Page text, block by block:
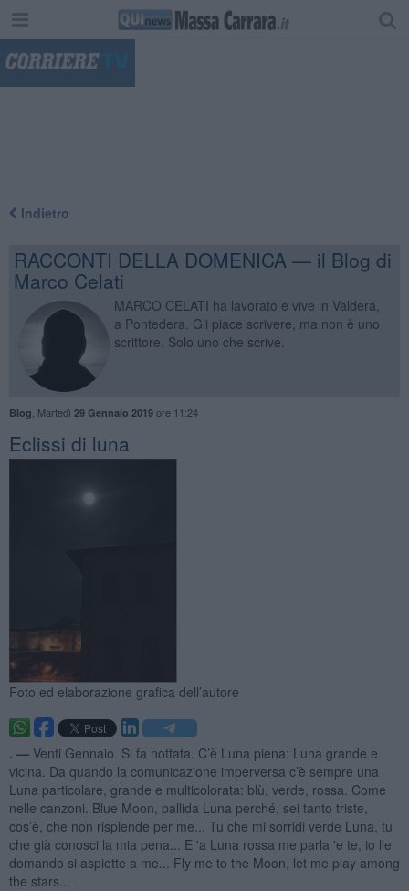
Indietro
RACCONTI DELLA DOMENICA — il Blog di
Marco Celati
MARCO CELATI ha lavorato e vive in Valdera,
a Pontedera. Gli piace scrivere, ma non è uno
scrittore. Solo uno che scrive.
Blog Martedì 29 Gennaio 2019ore 11:24
Eclissi di luna
Foto ed elaborazione grafica dell’autore
. — Venti Gennaio. Si fa nottata. C’è Luna piena: Luna grande e
vicina. Da quando la comunicazione imperversa c’è sempre una
Luna particolare, grande e multicolorata: blù, verde, rossa. Come
nelle canzoni. Blue Moon, pallida Luna perché, sei tanto triste,
cos’è, che non risplende per me... Tu che mi sorridi verde Luna, tu
che già conosci la mia pena... E 'a Luna rossa me parla 'e te, io lle
domando si aspiette a me... Fly me to the Moon, let me play among
the stars...